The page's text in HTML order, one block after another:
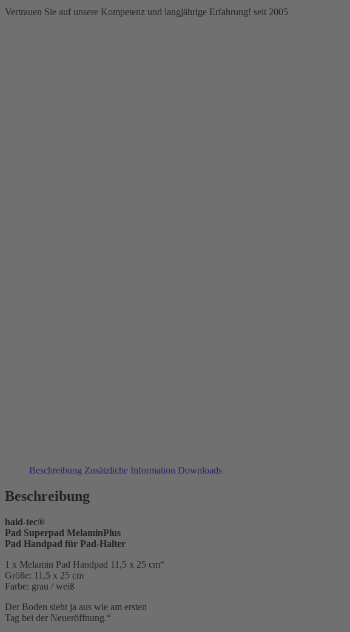
Vertrauen Sie auf unsere Kompetenz und langjährige Erfahrung! seit 2005
Beschreibung Zusätzliche Information Downloads
Beschreibung
haid-tec®
Pad Superpad MelaminPlus
Pad Handpad für Pad-Halter
1 x Melamin Pad Handpad 11,5 x 25 cm“
Größe: 11,5 x 25 cm
Farbe: grau / weiß
Der Boden sieht ja aus wie am ersten
Tag bei der Neueröffnung.“